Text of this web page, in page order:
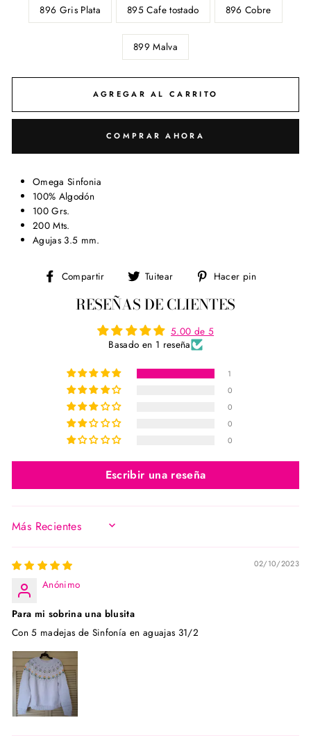
896 Gris Plata 895 Cafe tostado 896 Cobre
899 Malva
AGREGAR AL CARRITO
COMPRAR AHORA
Omega Sinfonia
100% Algodón
100 Grs.
200 Mts.
Agujas 3.5 mm.
Compartir
Compartir
Facebook
Tuitear
Tuitear
Twitter
Hacer pin
RESEÑAS DE CLIENTES
5.00 de 5
Basado en 1 reseña
1
0
0
0
0
Escribir una reseña
SORT BY
02/10/2023
Anónimo
Para mi sobrina una blusita
Con 5 madejas de Sinfonía en aguajas 31/2